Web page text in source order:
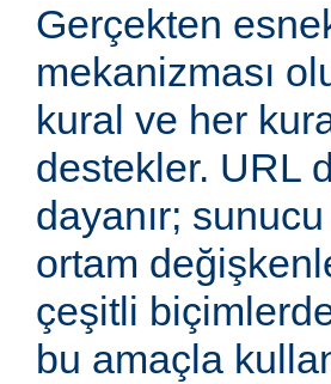
Gerçekten
mekanizması
kural ve her
destekler. URL
dayanır;
ortam
çeşitli
bu amaçla